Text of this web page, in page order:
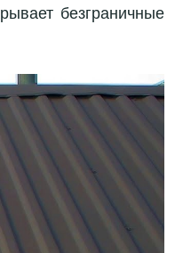
безграничные